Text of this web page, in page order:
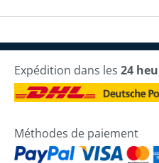
Expédition dans les 24
Méthodes de paiement